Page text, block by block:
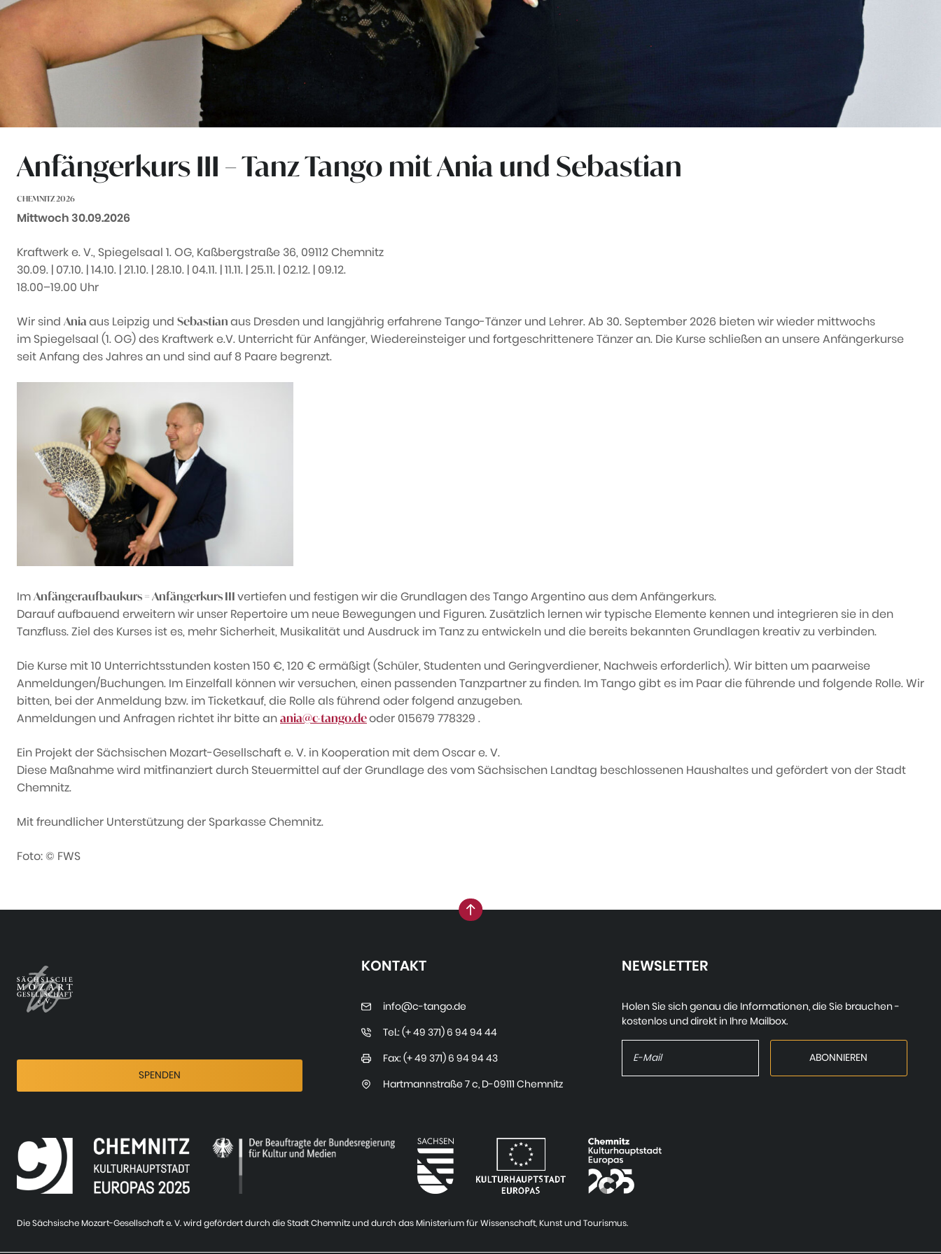
Anfängerkurs III – Tanz Tango mit Ania und Sebastian
CHEMNITZ 2026
Datum:
Mittwoch 30.09.2026
Kraftwerk e. V., Spiegelsaal 1. OG, Kaßbergstraße 36, 09112 Chemnitz
30.09. | 07.10. | 14.10. | 21.10. | 28.10. | 04.11. | 11.11. | 25.11. | 02.12. | 09.12.
18.00–19.00 Uhr
Wir sind Aniaaus Leipzig und Sebastian aus Dresden und langjährig erfahrene Tango-Tänzer und Lehrer. Ab 30. September 2026 bieten wir wieder mittwochs
im Spiegelsaal (1. OG) des Kraftwerk e.V. Unterricht für Anfänger, Wiedereinsteiger und fortgeschrittenere Tänzer an. Die Kurse schließen an unsere Anfängerkurse
seit Anfang des Jahres an und sind auf 8 Paare begrenzt.
Im Anfängeraufbaukurs = Anfängerkurs III vertiefen und festigen wir die Grundlagen des Tango Argentino aus dem Anfängerkurs.
Darauf aufbauend erweitern wir unser Repertoire um neue Bewegungen und Figuren. Zusätzlich lernen wir typische Elemente kennen und integrieren sie in den
Tanzfluss. Ziel des Kurses ist es, mehr Sicherheit, Musikalität und Ausdruck im Tanz zu entwickeln und die bereits bekannten Grundlagen kreativ zu verbinden.
Die Kurse mit 10 Unterrichtsstunden kosten 150 €, 120 € ermäßigt (Schüler, Studenten und Geringverdiener, Nachweis erforderlich). Wir bitten um paarweise
Anmeldungen/Buchungen. Im Einzelfall können wir versuchen, einen passenden Tanzpartner zu finden. Im Tango gibt es im Paar die führende und folgende Rolle. Wir
bitten, bei der Anmeldung bzw. im Ticketkauf, die Rolle als führend oder folgend anzugeben.
Anmeldungen und Anfragen richtet ihr bitte an ania@c-tango.deoder 015679 778329 .
Ein Projekt der Sächsischen Mozart-Gesellschaft e. V. in Kooperation mit dem Oscar e. V.
Diese Maßnahme wird mitfinanziert durch Steuermittel auf der Grundlage des vom Sächsischen Landtag beschlossenen Haushaltes und gefördert von der Stadt
Chemnitz.
Mit freundlicher Unterstützung der Sparkasse Chemnitz.
Foto: © FWS
nach oben
SPENDEN
KONTAKT
info@c-tango.de
Tel.: (+ 49 371) 6 94 94 44
Fax: (+ 49 371) 6 94 94 43
Hartmannstraße 7 c, D-09111 Chemnitz
NEWSLETTER
Holen Sie sich genau die Informationen, die Sie brauchen -
kostenlos und direkt in Ihre Mailbox.
Die Sächsische Mozart-Gesellschaft e. V. wird gefördert durch die Stadt Chemnitz und durch das Ministerium für Wissenschaft, Kunst und Tourismus.